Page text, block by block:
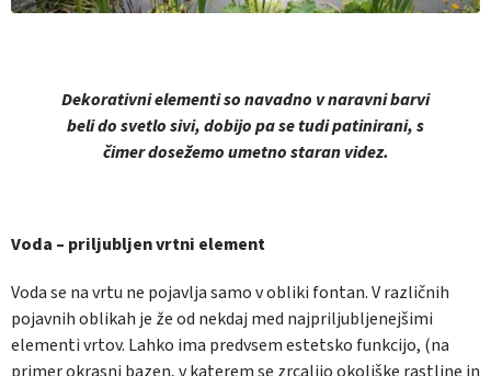
Dekorativni elementi so navadno v naravni barvi
beli do svetlo sivi, dobijo pa se tudi patinirani, s
čimer dosežemo umetno staran videz.
Voda – priljubljen vrtni element
Voda se na vrtu ne pojavlja samo v obliki fontan. V različnih
pojavnih oblikah je že od nekdaj med najpriljubljenejšimi
elementi vrtov. Lahko ima predvsem estetsko funkcijo, (na